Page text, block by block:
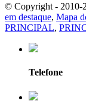
© Copyright - 2010-
em destaque, Mapa
PRINCIPAL,
Telefone